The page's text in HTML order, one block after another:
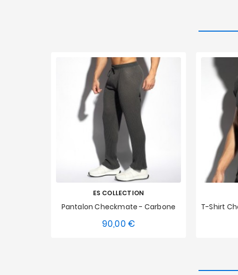
ES COLLECTION
Pantalon Checkmate - Carbone
90,00 €
M